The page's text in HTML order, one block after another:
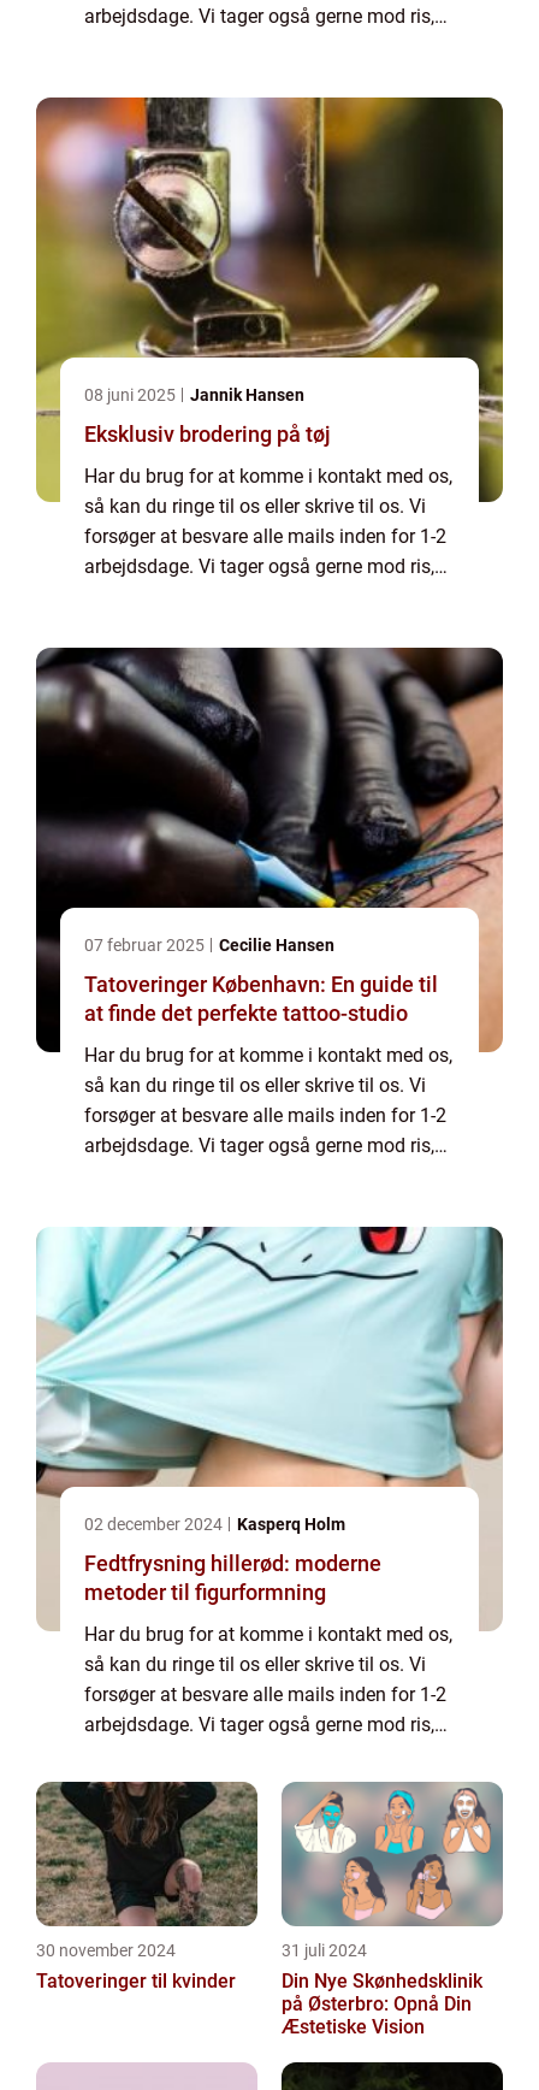
arbejdsdage. Vi tager også gerne mod ris,
08 juni 2025 Jannik Hansen
Eksklusiv brodering på tøj
Har du brug for at komme i kontakt med os,
så kan du ringe til os eller skrive til os. Vi
forsøger at besvare alle mails inden for 1-2
arbejdsdage. Vi tager også gerne mod ris,
07 februar 2025 Cecilie Hansen
Tatoveringer København: En guide til
at finde det perfekte tattoo-studio
Har du brug for at komme i kontakt med os,
så kan du ringe til os eller skrive til os. Vi
forsøger at besvare alle mails inden for 1-2
arbejdsdage. Vi tager også gerne mod ris,
02 december 2024 Kasperq Holm
Fedtfrysning hillerød: moderne
metoder til figurformning
Har du brug for at komme i kontakt med os,
så kan du ringe til os eller skrive til os. Vi
forsøger at besvare alle mails inden for 1-2
arbejdsdage. Vi tager også gerne mod ris,
30 november 2024
Tatoveringer til kvinder
31 juli 2024
Din Nye Skønhedsklinik
på Østerbro: Opnå Din
Æstetiske Vision